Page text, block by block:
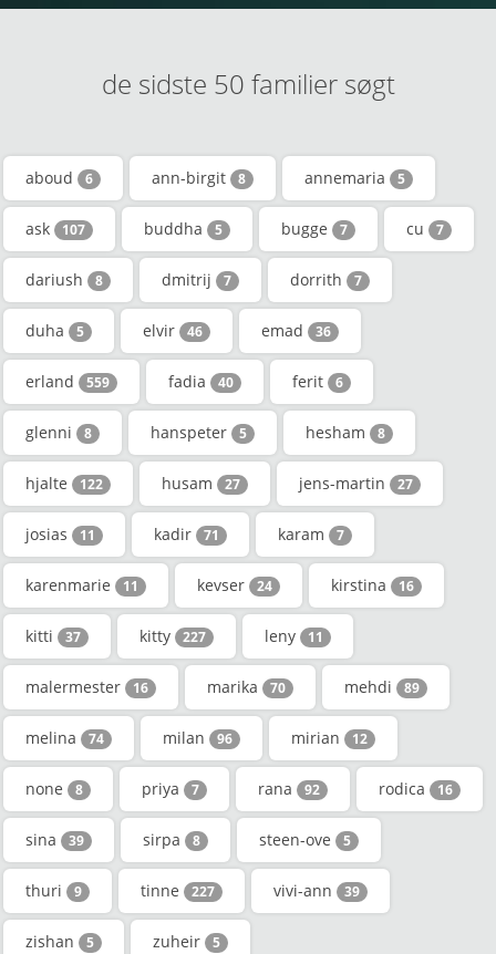
de sidste 50 familier søgt
aboud 6 ann-birgit 8 annemaria 5
ask 107 buddha 5 bugge 7 cu 7
dariush 8 dmitrij 7 dorrith 7
duha 5 elvir 46 emad 36
erland 559 fadia 40 ferit 6
glenni 8 hanspeter 5 hesham 8
hjalte 122 husam 27 jens-martin 27
josias 11 kadir 71 karam 7
karenmarie 11 kevser 24 kirstina 16
kitti 37 kitty 227 leny 11
malermester 16 marika 70 mehdi 89
melina 74 milan 96 mirian 12
none 8 priya 7 rana 92 rodica 16
sina 39 sirpa 8 steen-ove 5
thuri 9 tinne 227 vivi-ann 39
zishan 5 zuheir 5